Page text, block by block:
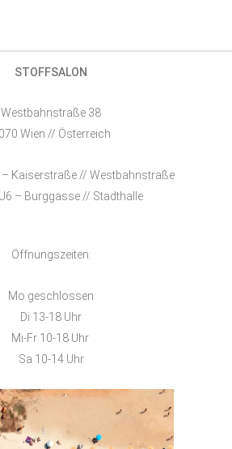
STOFFSALON
Westbahnstraße 38
Wien // Österreich
Kaiserstraße // Westbahnstraße
– Burggasse // Stadthalle
Öffnungszeiten:
Mo geschlossen
Di 13-18 Uhr
Mi-Fr 10-18 Uhr
Sa 10-14 Uhr